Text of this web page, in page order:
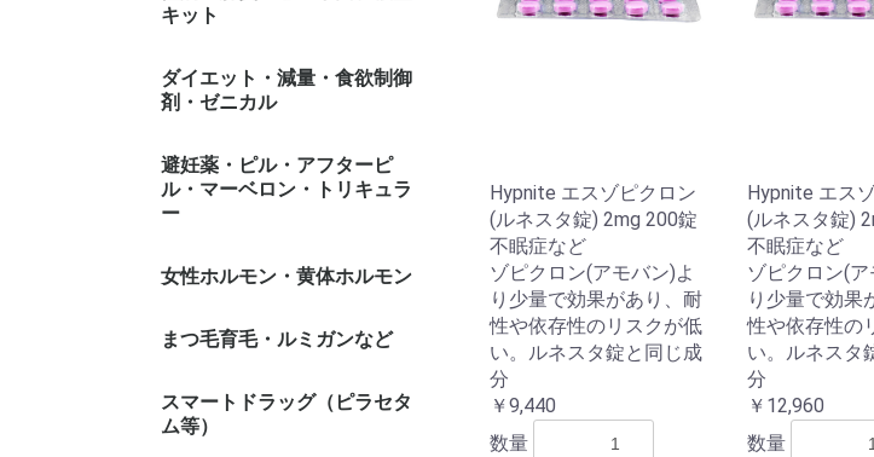
キット
ダイエット・減量・食欲制御
剤・ゼニカル
避妊薬・ピル・アフターピ
ル・マーベロン・トリキュラ
ー
女性ホルモン・黄体ホルモン
まつ毛育毛・ルミガンなど
スマートドラッグ（ピラセタ
ム等）
Hypnite エスゾピクロン
(ルネスタ錠) 2mg 200錠
不眠症など
ゾピクロン(アモバン)よ
り少量で効果があり、耐
性や依存性のリスクが低
い。ルネスタ錠と同じ成
分
￥9,440
数量
Hypnite エス
(ルネスタ錠)
不眠症など
ゾピクロン(ア
り少量で効果
性や依存性の
い。ルネスタ
分
￥12,960
数量